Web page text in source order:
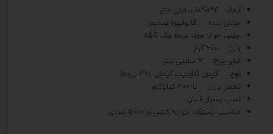
ابعاد: 7*10*10 سانتی متر
جنس بدنه: گالوانیزه ضخیم
جنس چرخ: مواد درجه یک ABS
وزن: 600 گرم
قطر چرخ: 7 سانتی متر
نوع: گردان (قابلیت گردش 360 درجه)
تحمل وزن: تا 300 کیلوگرم
نصب بسیار آسان
مناسب دستگاه جوجه کشی تا 5000 عددی